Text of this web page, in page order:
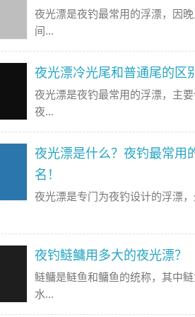
夜光漂是夜钓最常用的浮漂，因
间...
夜光漂冷光尾和普通尾的区
夜光漂是夜钓最常用的浮漂，主
夜...
夜光漂是什么？夜钓最常用
名！
夜光漂是专门为夜钓设计的浮漂
夜钓鲢鳙用多大的夜光漂？
鲢鳙是鲢鱼和鳙鱼的统称，其中
水...